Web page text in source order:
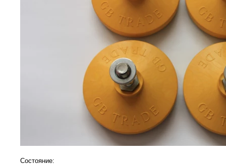
Состояние: